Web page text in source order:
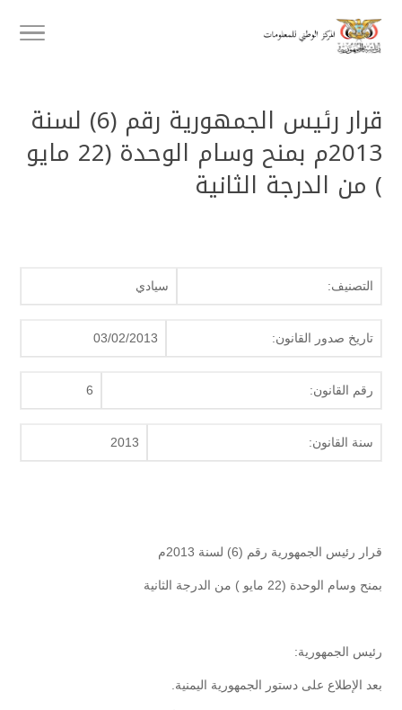
قرار رئيس الجمهورية رقم (6) لسنة
2013م بمنح وسام الوحدة (22 مايو
) من الدرجة الثانية
التصنيف: سيادي
تاريخ صدور القانون: 03/02/2013
رقم القانون: 6
سنة القانون: 2013
قرار رئيس الجمهورية رقم (6) لسنة 2013م
بمنح وسام الوحدة (22 مايو ) من الدرجة الثانية
رئيس الجمهورية:
بعد الإطلاع على دستور الجمهورية اليمنية.